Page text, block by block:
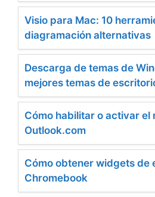
Visio para Mac: 10
diagramación alternativas
Descarga de temas de
mejores temas de
Cómo habilitar o activar el
Outlook.com
Cómo obtener widgets de
Chromebook